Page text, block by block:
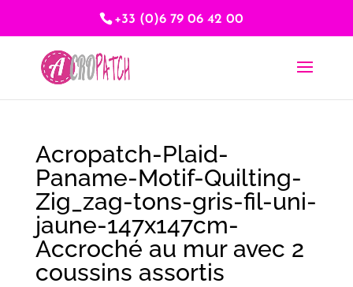
+33 (0)6 79 06 42 00
Acropatch-Plaid-
Paname-Motif-Quilting-
Zig_zag-tons-gris-fil-uni-
jaune-147x147cm-
Accroché au mur avec 2
coussins assortis